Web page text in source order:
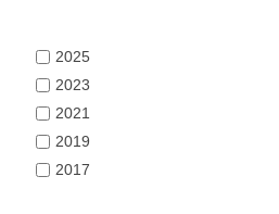
2025
2023
2021
2019
2017